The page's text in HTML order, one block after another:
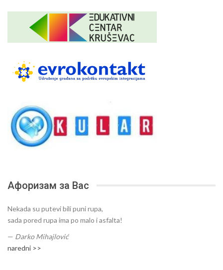
Афоризам за Вас
Nekada su putevi bili puni rupa,
sada pored rupa ima po malo i asfalta!
— Darko Mihajlović
naredni >>